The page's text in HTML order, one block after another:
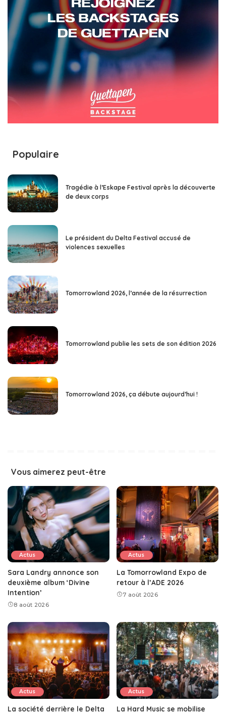
Populaire
Tragédie à l’Eskape Festival après la découverte
de deux corps
Le président du Delta Festival accusé de
violences sexuelles
Tomorrowland 2026, l’année de la résurrection
Tomorrowland publie les sets de son édition 2026
Tomorrowland 2026, ça débute aujourd’hui !
Vous aimerez peut-être
Actus
Sara Landry annonce son
deuxième album ‘Divine
Intention’
8 août 2026
Actus
La Tomorrowland Expo de
retour à l’ADE 2026
7 août 2026
Actus
La société derrière le Delta
Actus
La Hard Music se mobilise